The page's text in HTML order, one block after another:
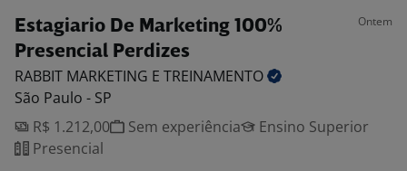
Estagiario De Marketing 100%
Presencial Perdizes
Ontem
RABBIT MARKETING E TREINAMENTO
São Paulo - SP
R$ 1.212,00
Sem experiência
Ensino Superior
Presencial